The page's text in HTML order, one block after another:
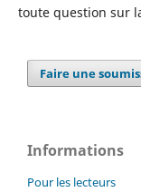
toute question sur
Faire une
Informations
Pour les lecteurs